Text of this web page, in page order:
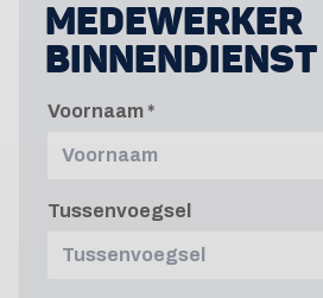
MEDEWERKER
BINNENDIENST
Voornaam
Tussenvoegsel